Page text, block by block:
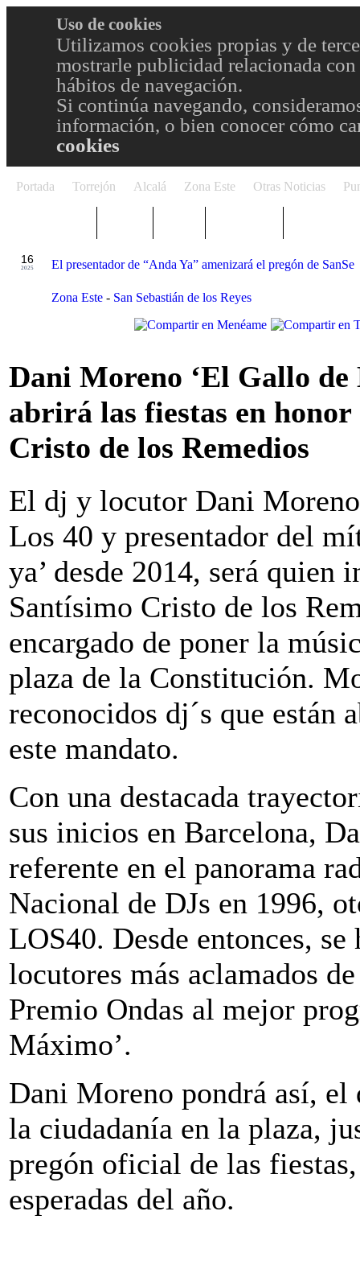
Uso de cookies
Utilizamos cookies propias y de
mostrarle publicidad relacionada
hábitos de navegación.
Si continúa navegando,
información, o bien conocer cómo
cookies
Portada Torrejón Alcalá Zona Este Otras Noticias
16
2025 El presentador de “Anda Ya” amenizará el pregón de SanSe
Zona Este - San Sebastián de los Reyes
Dani Moreno ‘El Gallo de
abrirá las fiestas en
Cristo de los Remedios
El dj y locutor Dani
Los 40 y presentador del
ya’ desde 2014, será
Santísimo Cristo de los
encargado de poner la
plaza de la Constitución.
reconocidos dj´s que están
este mandato.
Con una destacada
sus inicios en Barcelona,
referente en el panorama
Nacional de DJs en 1996,
LOS40. Desde entonces,
locutores más aclamados
Premio Ondas al mejor
Máximo’.
Dani Moreno pondrá así, el
la ciudadanía en la plaza,
pregón oficial de las
esperadas del año.